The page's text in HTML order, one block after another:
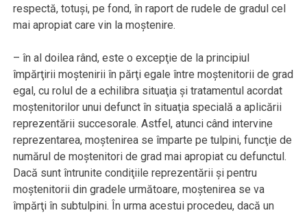
respectă, totuşi, pe fond, în raport de rudele de gradul cel
mai apropiat care vin la moştenire.
– în al doilea rând, este o excepţie de la principiul
împărţirii moştenirii în părţi egale între moştenitorii de grad
egal, cu rolul de a echilibra situaţia şi tratamentul acordat
moştenitorilor unui defunct în situaţia specială a aplicării
reprezentării succesorale. Astfel, atunci când intervine
reprezentarea, moştenirea se împarte pe tulpini, funcţie de
numărul de moştenitori de grad mai apropiat cu defunctul.
Dacă sunt întrunite condiţiile reprezentării şi pentru
moştenitorii din gradele următoare, moştenirea se va
împărţi în subtulpini. În urma acestui procedeu, dacă un